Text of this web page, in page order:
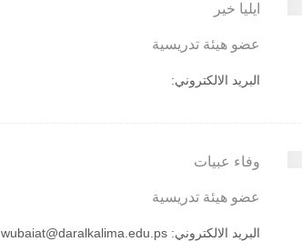
ايليا خير
عضو هيئة تدريسية
البريد الالكتروني:
وفاء عبيات
عضو هيئة تدريسية
البريد الالكتروني:wubaiat@daralkalima.edu.ps